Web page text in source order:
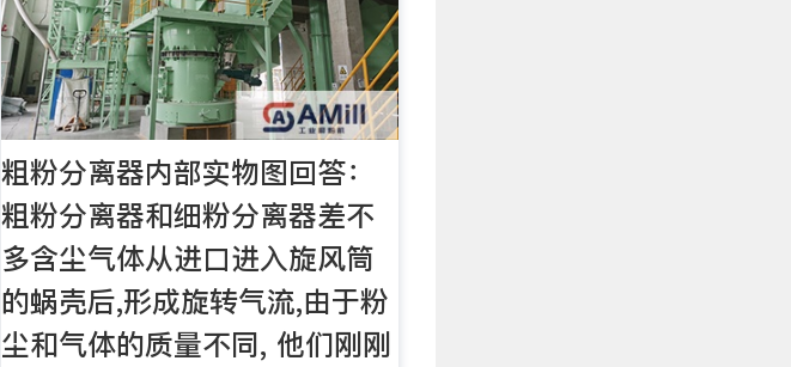
粗粉分离器内部实物图回答：
粗粉分离器和细粉分离器差不
多含尘气体从进口进入旋风筒
的蜗壳后,形成旋转气流,由于粉
尘和气体的质量不同, 他们刚刚